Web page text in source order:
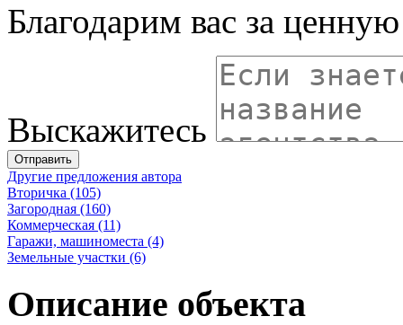
Благодарим вас за
Выскажитесь
Отправить
Другие предложения автора
Вторичка (105)
Загородная (160)
Коммерческая (11)
Гаражи, машиноместа (4)
Земельные участки (6)
Описание объекта